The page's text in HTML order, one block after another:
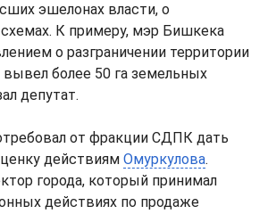
эшелонах власти, о
К примеру, мэр Бишкека
о разграничении территории
более 50 га земельных
депутат.
от фракции СДПК дать
действиям Омуркулова.
города, который принимал
действиях по продаже